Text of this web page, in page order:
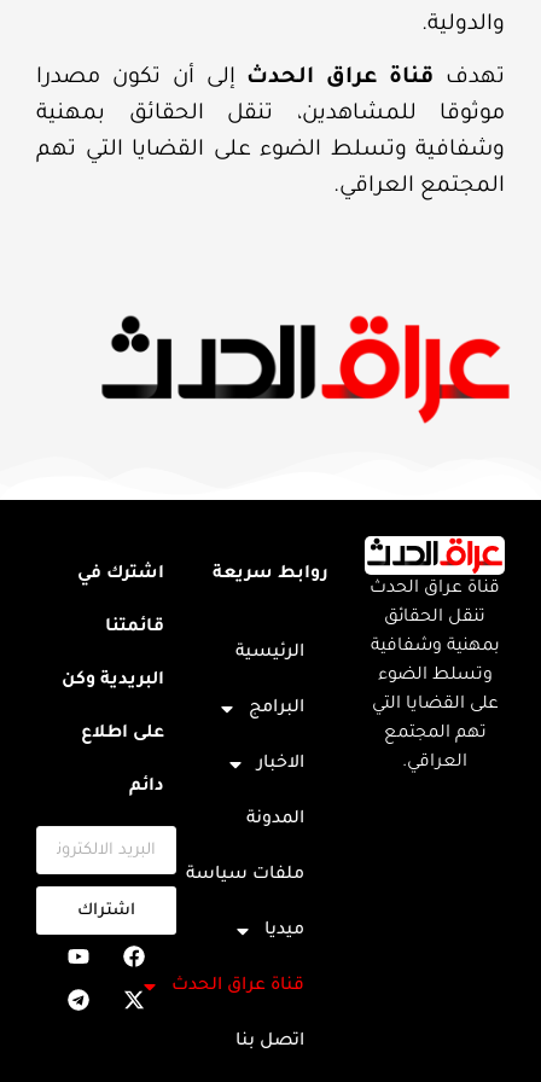
والدولية.
تهدف قناة عراق الحدث إلى أن تكون مصدرا
موثوقا للمشاهدين، تنقل الحقائق بمهنية
وشفافية وتسلط الضوء على القضايا التي تهم
المجتمع العراقي.
قناة عراق الحدث
تنقل الحقائق
بمهنية وشفافية
وتسلط الضوء
على القضايا التي
تهم المجتمع
العراقي.
روابط سريعة
الرئيسية
البرامج
الاخبار
المدونة
ملفات سياسة
ميديا
قناة عراق الحدث
اتصل بنا
اشترك في
قائمتنا
البريدية وكن
على اطلاع
دائم
اشتراك